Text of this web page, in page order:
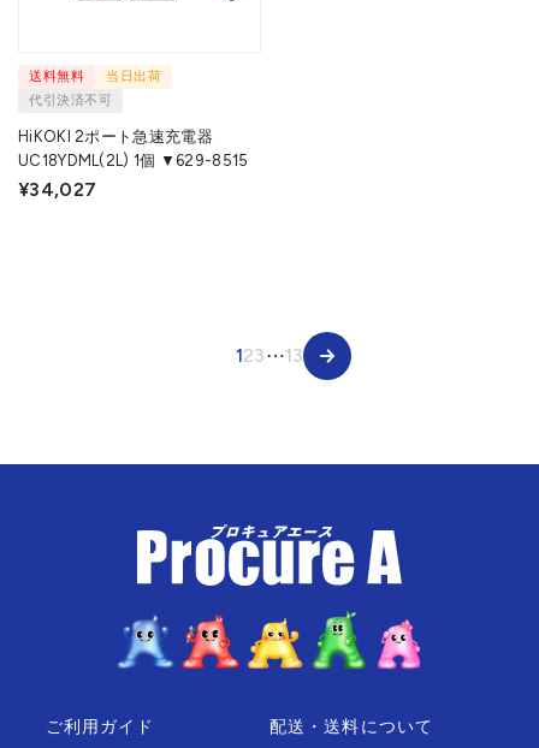
送料無料
当日出荷
代引決済不可
HiKOKI 2ポート急速充電器
UC18YDML(2L) 1個 ▼629-8515
¥34,027
123⋯13
ご利用ガイド
配送・送料について